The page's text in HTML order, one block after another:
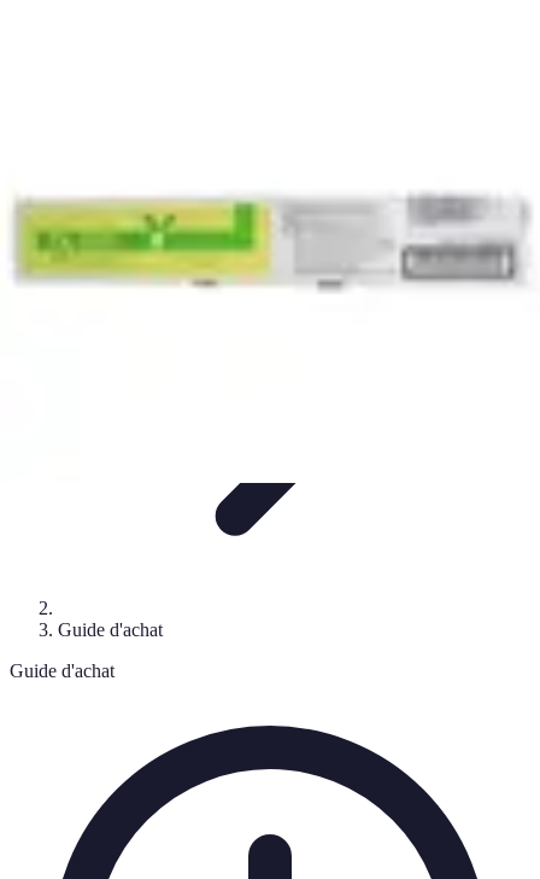
Guide d'achat
Guide d'achat